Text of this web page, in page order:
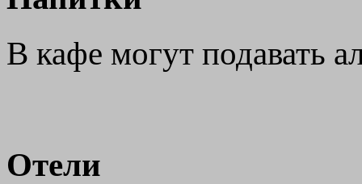
В кафе могут подавать
Отели